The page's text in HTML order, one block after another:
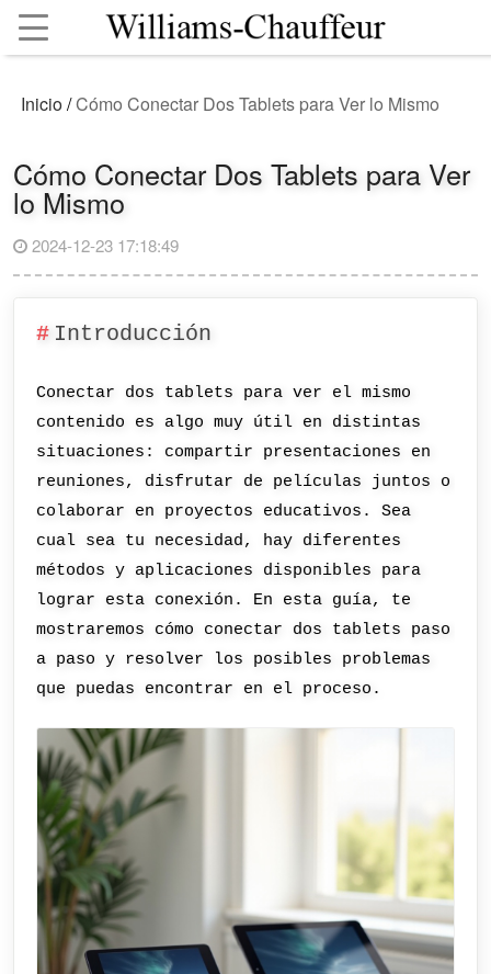
Inicio/Cómo Conectar Dos Tablets para Ver lo Mismo
Cómo Conectar Dos Tablets para Ver
lo Mismo
2024-12-23 17:18:49
Introducción
Conectar dos tablets para ver el mismo
contenido es algo muy útil en distintas
situaciones: compartir presentaciones en
reuniones, disfrutar de películas juntos o
colaborar en proyectos educativos. Sea
cual sea tu necesidad, hay diferentes
métodos y aplicaciones disponibles para
lograr esta conexión. En esta guía, te
mostraremos cómo conectar dos tablets paso
a paso y resolver los posibles problemas
que puedas encontrar en el proceso.